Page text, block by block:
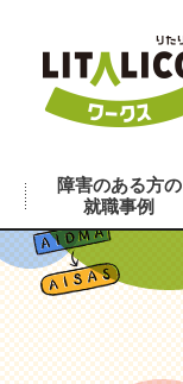
障害のある方の
就職事例